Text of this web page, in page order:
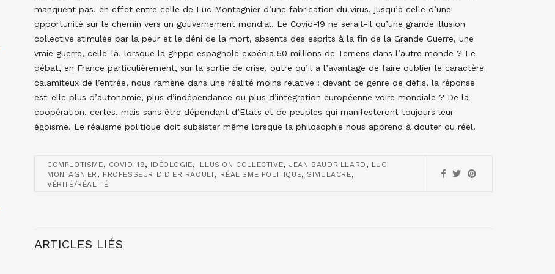
manquent pas, en effet entre celle de Luc Montagnier d’une fabrication du virus, jusqu’à celle d’une
opportunité sur le chemin vers un gouvernement mondial. Le Covid-19 ne serait-il qu’une grande illusion
collective stimulée par la peur et le déni de la mort, absents des esprits à la fin de la Grande Guerre, une
vraie guerre, celle-là, lorsque la grippe espagnole expédia 50 millions de Terriens dans l’autre monde ? Le
débat, en France particulièrement, sur la sortie de crise, outre qu’il a l’avantage de faire oublier le caractère
calamiteux de l’entrée, nous ramène dans une réalité moins relative : devant ce genre de défis, la réponse
est-elle plus d’autonomie, plus d’indépendance ou plus d’intégration européenne voire mondiale ? De la
coopération, certes, mais sans être dépendant d’Etats et de peuples qui manifesteront toujours leur
égoïsme. Le réalisme politique doit subsister même lorsque la philosophie nous apprend à douter du réel.
COMPLOTISME, COVID-19, IDÉOLOGIE, ILLUSION COLLECTIVE, JEAN BAUDRILLARD , LUC
MONTAGNIER , PROFESSEUR DIDIER RAOULT, RÉALISME POLITIQUE, SIMULACRE,
VÉRITÉ/RÉALITÉ
ARTICLES LIÉS